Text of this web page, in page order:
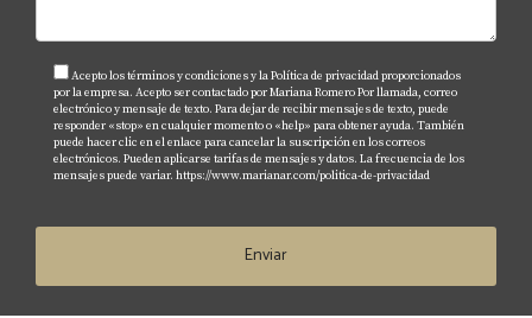
Busca certificaciones como LEED o Energy Star y
evalúa las características como paneles solares o
sistemas de recolección de agua pluvial.
¿Qué son las comunidades resilientes?
desastres naturales y cambios climáticos,
promoviendo la seguridad y bienestar de sus
Acepto los términos y condiciones y la Política de privacidad proporcionados
por la empresa. Acepto ser contactado por Mariana Romero Por llamada, correo
electrónico y mensaje de texto. Para dejar de recibir mensajes de texto, puede
responder «stop» en cualquier momento o «help» para obtener ayuda. También
puede hacer clic en el enlace para cancelar la suscripción en los correos
electrónicos. Pueden aplicarse tarifas de mensajes y datos. La frecuencia de los
mensajes puede variar. https://www.marianar.com/politica-de-privacidad
Enviar